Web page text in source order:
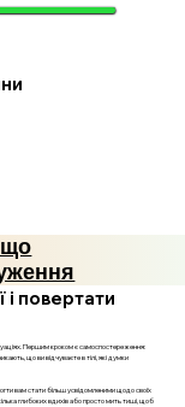
що
і повертати
Першим кроком є самоспостереження:
що ви відчуваєте в тілі, які думки
вам стати більш усвідомленими щодо своїх
глибоких вдихів або просто мить тиші, щоб